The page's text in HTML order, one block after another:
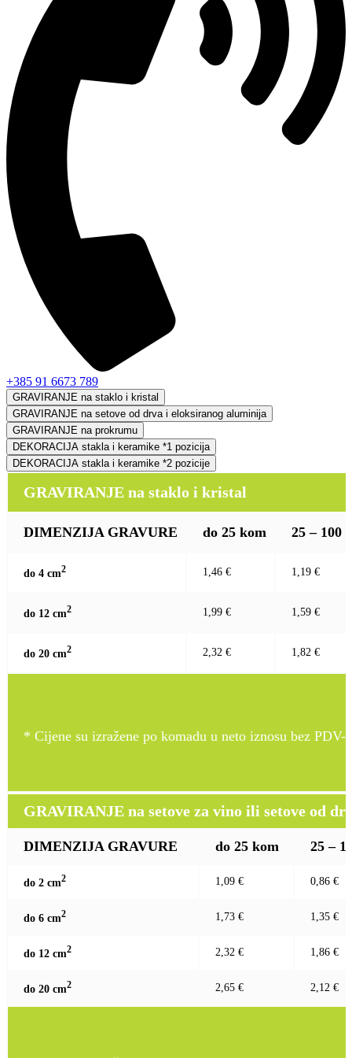
+385 91 6673 789
GRAVIRANJE na staklo i kristal
GRAVIRANJE na setove od drva i eloksiranog aluminija
GRAVIRANJE na prokrumu
DEKORACIJA stakla i keramike *1 pozicija
DEKORACIJA stakla i keramike *2 pozicije
GRAVIRANJE na staklo i kristal
DIMENZIJA GRAVURE do 25 kom 25 – 100
do 4 cm2 1,46 € 1,19 €
do 12 cm2 1,99 € 1,59 €
do 20 cm2 2,32 € 1,82 €
* Cijene su izražene po komadu u neto iznosu bez PDV-
GRAVIRANJE na setove za vino ili setove od
DIMENZIJA GRAVURE do 25 kom 25 –
do 2 cm2 1,09 € 0,86 €
do 6 cm2 1,73 € 1,35 €
do 12 cm2 2,32 € 1,86 €
do 20 cm2 2,65 € 2,12 €